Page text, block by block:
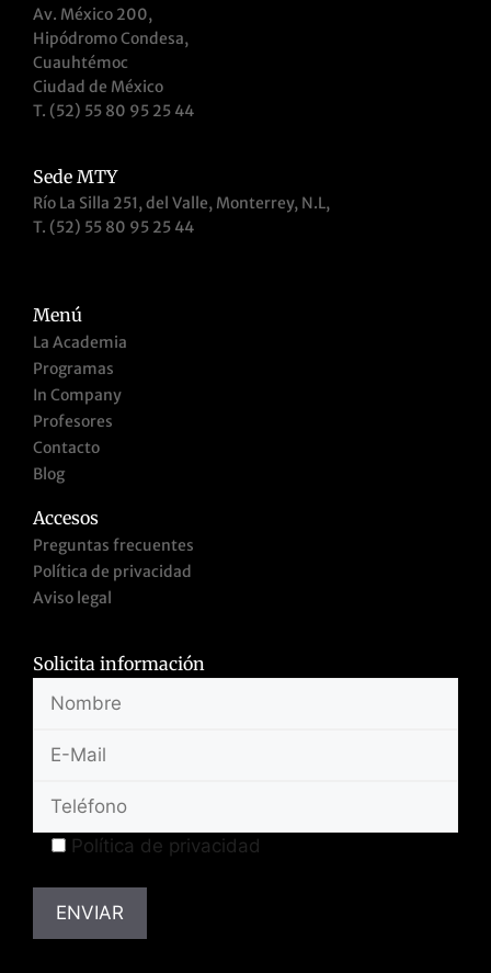
Av. México 200,
Hipódromo Condesa,
Cuauhtémoc
Ciudad de México
T. (52) 55 80 95 25 44
Sede MTY
Río La Silla 251, del Valle, Monterrey, N.L,
T. (52) 55 80 95 25 44
Menú
La Academia
Programas
In Company
Profesores
Contacto
Blog
Accesos
Preguntas frecuentes
Política de privacidad
Aviso legal
Solicita información
Política de privacidad